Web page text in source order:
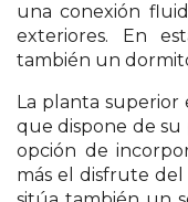
una conexión
exteriores. En
también un
La planta superior
que dispone de su
opción de
más el disfrute del